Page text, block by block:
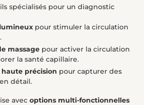
spécialisés pour un diagnostic
pour stimuler la circulation
massage pour activer la circulation
la santé capillaire.
haute précision pour capturer des
détail.
avec options multi-fonctionnelles